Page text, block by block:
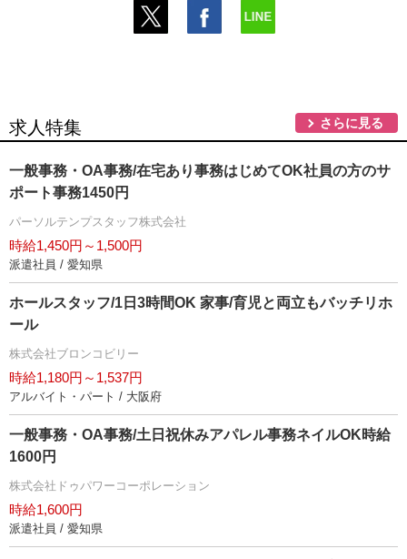
求人特集 さらに見る
一般事務・OA事務/在宅あり事務はじめてOK社員の方のサ
ポート事務1450円
パーソルテンプスタッフ株式会社
時給1,450円～1,500円
派遣社員 / 愛知県
ホールスタッフ/1日3時間OK 家事/育児と両立もバッチリホ
ール
株式会社ブロンコビリー
時給1,180円～1,537円
アルバイト・パート / 大阪府
一般事務・OA事務/土日祝休みアパレル事務ネイルOK時給
1600円
株式会社ドゥパワーコーポレーション
時給1,600円
派遣社員 / 愛知県